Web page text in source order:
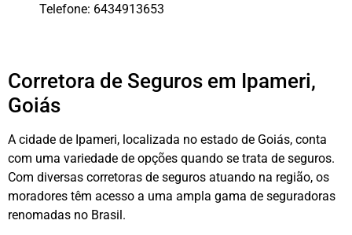
Telefone: 6434913653
Corretora de Seguros em Ipameri,
Goiás
A cidade de Ipameri, localizada no estado de Goiás, conta
com uma variedade de opções quando se trata de seguros.
Com diversas corretoras de seguros atuando na região, os
moradores têm acesso a uma ampla gama de seguradoras
renomadas no Brasil.